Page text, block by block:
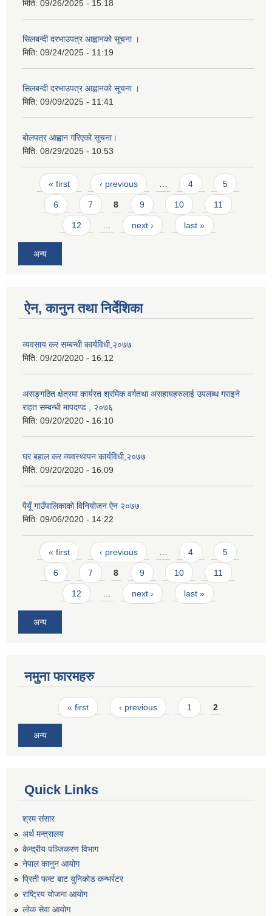
मिति: 09/26/2025 - 15:18
सिलबन्दी दरभाउपत्र आह्वानको सूचना ।
मिति: 09/24/2025 - 11:19
सिलबन्दी दरभाउपत्र आह्वानको सूचना ।
मिति: 09/09/2025 - 11:41
बोलपत्र आह्वान गरिएको सूचना।
मिति: 08/29/2025 - 10:53
Pages
« first ‹ previous … 4 5
6 7 8 9 10 11
12 … next › last »
अन्य
ऐन, कानुन तथा निर्देशिका
व्यवसाय कर सम्बन्धी कार्यविधी,२०७७
मिति: 09/20/2020 - 16:12
असङ्गठित क्षेत्रमा कार्यरत श्रमिक वर्गतथा असहायहरुलाई उपलब्ध गराइने
राहत सम्बन्धी मापदण्ड , २०७६
मिति: 09/20/2020 - 16:10
घर बहाल कर व्यवस्थापन कार्यविधी,२०७७
मिति: 09/20/2020 - 16:09
पैयूँ गाउँपालिकाको विनियोजन ऐन २०७७
मिति: 09/06/2020 - 14:22
Pages
« first ‹ previous … 4 5
6 7 8 9 10 11
12 … next › last »
अन्य
नमुना फारमहरु
Pages« first ‹ previous 1 2
अन्य
Quick Links
श्रम संसार
अर्थ मन्त्रालय
केन्द्रीय पञ्जिकरण विभाग
नेपाल कानुन आयोग
प्रिती फन्ट बाट युनिकोड कन्भर्रटर
राष्ट्रिय योजना आयोग
लोक सेवा आयोग